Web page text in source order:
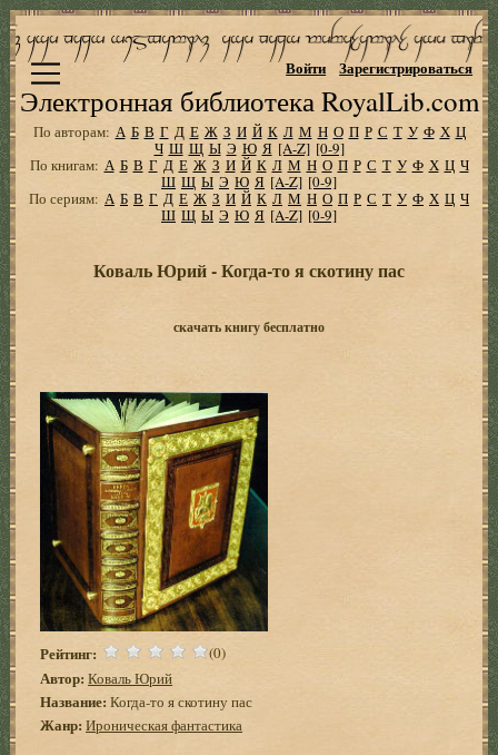
Электронная библиотека RoyalLib.com
Войти Зарегистрироваться
По авторам: А Б В Г Д Е Ж З И Й К Л М Н О П Р С Т У Ф Х Ц
Ч Ш Щ Ы Э Ю Я [A-Z] [0-9]
По книгам: А Б В Г Д Е Ж З И Й К Л М Н О П Р С Т У Ф Х Ц Ч
Ш Щ Ы Э Ю Я [A-Z] [0-9]
По сериям: А Б В Г Д Е Ж З И Й К Л М Н О П Р С Т У Ф Х Ц Ч
Ш Щ Ы Э Ю Я [A-Z] [0-9]
Коваль Юрий - Когда-то я скотину пас
скачать книгу бесплатно
Рейтинг: (0)
Автор: Коваль Юрий
Название: Когда-то я скотину пас
Жанр: Ироническая фантастика